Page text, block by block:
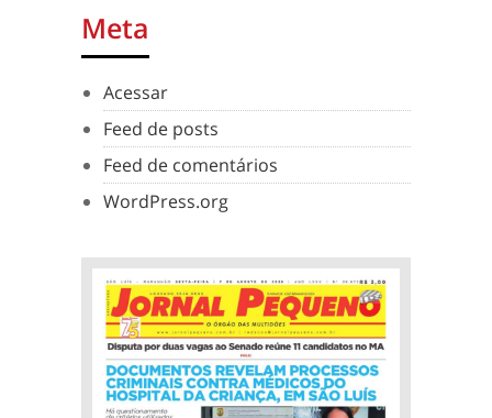
Meta
Acessar
Feed de posts
Feed de comentários
WordPress.org